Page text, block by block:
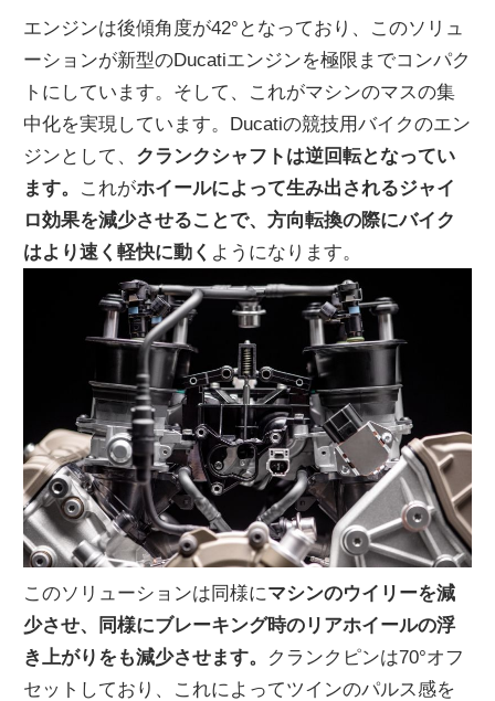
エンジンは後傾角度が42°となっており、このソリュ
ーションが新型のDucatiエンジンを極限までコンパク
トにしています。そして、これがマシンのマスの集
中化を実現しています。Ducatiの競技用バイクのエン
ジンとして、 クランクシャフトは逆回転となってい
ます。 これがホイールによって生み出されるジャイ
ロ効果を減少させることで、方向転換の際にバイク
はより速く軽快に動く ようになります。
このソリューションは同様にマシンのウイリーを減
少させ、同様にブレーキング時のリアホイールの浮
き上がりをも減少させます。 クランクピンは70°オフ
セットしており、これによってツインのパルス感を